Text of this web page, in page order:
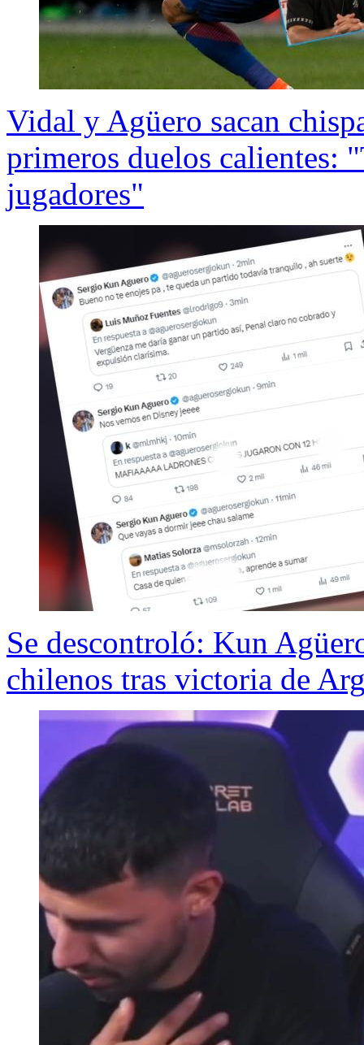
Vidal y Agüero sacan
primeros duelos calientes:
jugadores"
Se descontroló: Kun
chilenos tras victoria de